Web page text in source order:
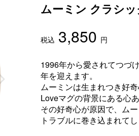
ムーミン クラシ
税込 3,850 円
1996年から愛されてつづ
年を迎えます。
ムーミンは生まれつき好
Loveマグの背景にある心
その好奇心が原因で、ム
トラブルに巻き込まれて